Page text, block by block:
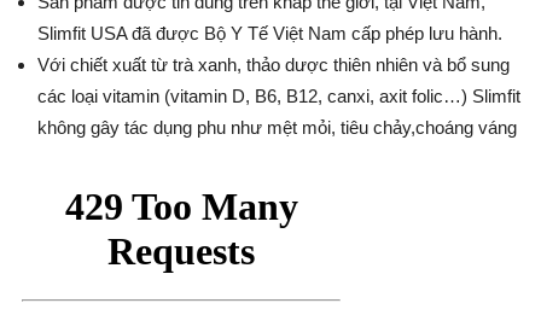
Slimfit USA đã được Bộ Y Tế Việt Nam cấp phép lưu hành.
Với chiết xuất từ trà xanh, thảo dược thiên nhiên và bổ sung
các loại vitamin (vitamin D, B6, B12, canxi, axit folic…) Slimfit
không gây tác dụng phu như mệt mỏi, tiêu chảy,choáng váng